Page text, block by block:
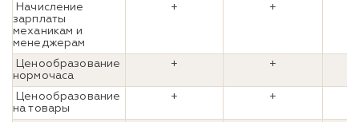
Начисление
зарплаты
механикам и
менеджерам
+ +
Ценообразование
нормочаса
+ +
Ценообразование
на товары
+ +